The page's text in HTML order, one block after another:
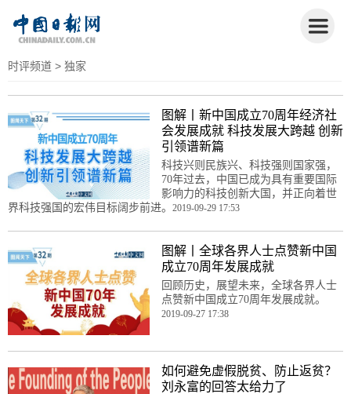
时评频道 > 独家
图解丨新中国成立70周年经济社
会发展成就 科技发展大跨越 创新
引领谱新篇
科技兴则民族兴、科技强则国家强，
70年过去，中国已成为具有重要国际
影响力的科技创新大国，并正向着世
界科技强国的宏伟目标阔步前进。 2019-09-29 17:53
图解丨全球各界人士点赞新中国
成立70周年发展成就
回顾历史，展望未来，全球各界人士
点赞新中国成立70周年发展成就。
2019-09-27 17:38
如何避免虚假脱贫、防止返贫？
刘永富的回答太给力了